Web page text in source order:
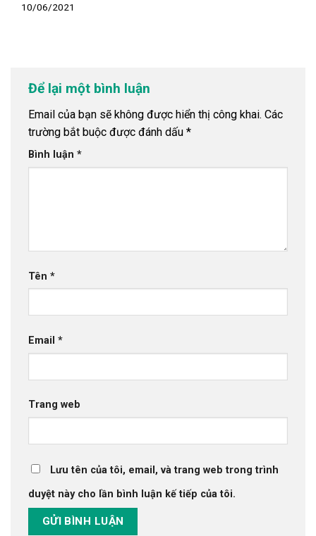
10/06/2021
Để lại một bình luận
Email của bạn sẽ không được hiển thị công khai. Các
trường bắt buộc được đánh dấu *
Bình luận *
Tên *
Email *
Trang web
Lưu tên của tôi, email, và trang web trong trình
duyệt này cho lần bình luận kế tiếp của tôi.